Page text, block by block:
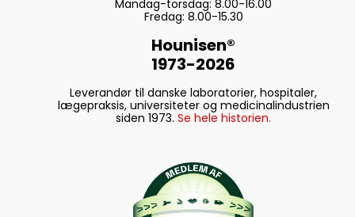
Mandag-torsdag: 8.00-16.00
Fredag: 8.00-15.30
Hounisen®
1973-2026
Leverandør til danske laboratorier, hospitaler,
lægepraksis, universiteter og medicinalindustrien
siden 1973. Se hele historien.